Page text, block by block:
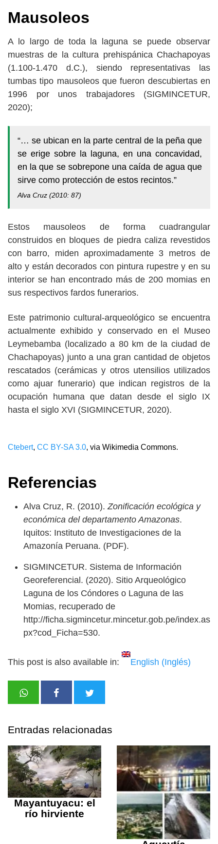
Mausoleos
A lo largo de toda la laguna se puede observar
muestras de la cultura prehispánica Chachapoyas
(1.100-1.470 d.C.), siendo representativas las
tumbas tipo mausoleos que fueron descubiertas en
1996 por unos trabajadores (SIGMINCETUR,
2020);
“… se ubican en la parte central de la peña que
se erige sobre la laguna, en una concavidad,
en la que se sobrepone una caída de agua que
sirve como protección de estos recintos.”
Alva Cruz (2010: 87)
Estos mausoleos de forma cuadrangular
construidos en bloques de piedra caliza revestidos
con barro, miden aproximadamente 3 metros de
alto y están decorados con pintura rupestre y en su
interior se han encontrado más de 200 momias en
sus respectivos fardos funerarios.
Este patrimonio cultural-arqueológico se encuentra
actualmente exhibido y conservado en el Museo
Leymebamba (localizado a 80 km de la ciudad de
Chachapoyas) junto a una gran cantidad de objetos
rescatados (cerámicas y otros utensilios utilizados
como ajuar funerario) que indican registros de la
ocupación humana que datan desde el siglo IX
hasta el siglo XVI (SIGMINCETUR, 2020).
Ctebert, CC BY-SA 3.0, via Wikimedia Commons.
Referencias
Alva Cruz, R. (2010). Zonificación ecológica y
económica del departamento Amazonas.
Iquitos: Instituto de Investigaciones de la
Amazonía Peruana. (PDF).
SIGMINCETUR. Sistema de Información
Georeferencial. (2020). Sitio Arqueológico
Laguna de los Cóndores o Laguna de las
Momias, recuperado de
http://ficha.sigmincetur.mincetur.gob.pe/index.as
px?cod_Ficha=530.
This post is also available in: English (Inglés)
Entradas relacionadas
Mayantuyacu: el
río hirviente